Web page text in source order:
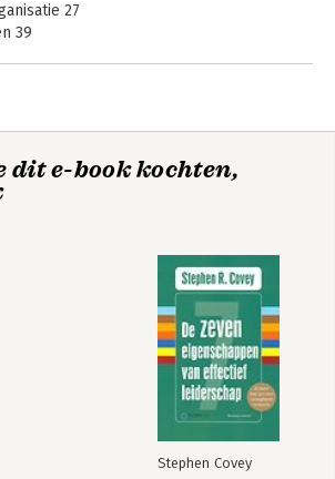
Moed
27
39
dit e-book kochten,
Stephen Covey